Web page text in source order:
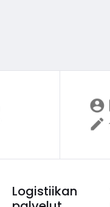
Logistiikan